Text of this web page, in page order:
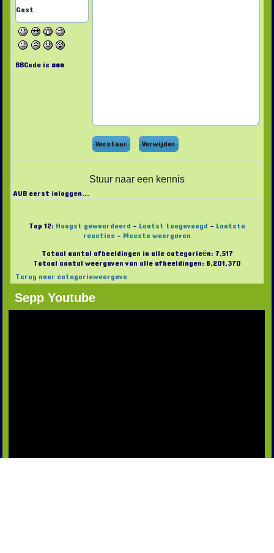
BBCode is aan
Stuur naar een kennis
AUB eerst inloggen...
Top 12: Hoogst gewaardeerd - Laatst toegevoegd - Laatste
reacties - Meeste weergaven
Totaal aantal afbeeldingen in alle categorieën: 7,517
Totaal aantal weergaven van alle afbeeldingen: 8,201,370
Terug naar categorieweergave
Sepp Youtube